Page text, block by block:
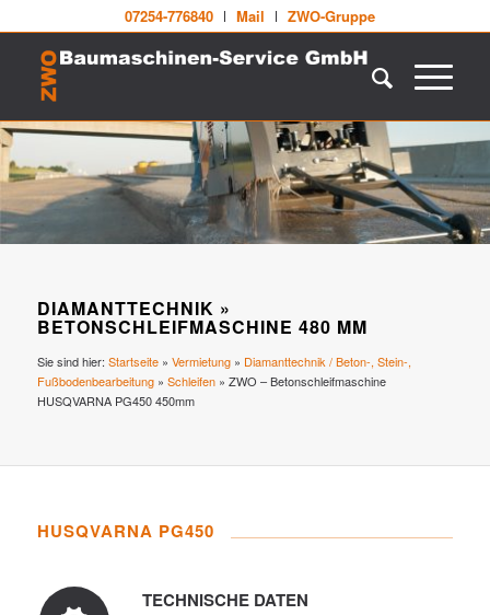
07254-776840 Mail ZWO-Gruppe
DIAMANTTECHNIK »
BETONSCHLEIFMASCHINE 480 MM
Sie sind hier: Startseite» Vermietung» Diamanttechnik / Beton-, Stein-,
Fußbodenbearbeitung» Schleifen» ZWO – Betonschleifmaschine
HUSQVARNA PG450 450mm
HUSQVARNA PG450
TECHNISCHE DATEN